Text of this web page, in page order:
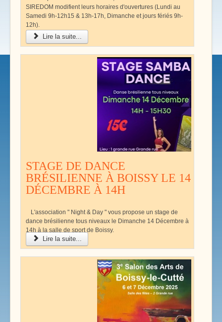
SIREDOM modifient leurs horaires d'ouvertures (Lundi au
Samedi 9h-12h15 & 13h-17h, Dimanche et jours fériés 9h-
12h).
Lire la suite...
STAGE DE DANCE
BRÉSILIENNE À BOISSY LE 14
DÉCEMBRE À 14H
L'association " Night & Day " vous propose un stage de
dance brésilienne tous niveaux le Dimanche 14 Décembre à
14h à la salle de sport de Boissy.
Lire la suite...